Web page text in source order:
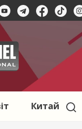
системи до
Китай